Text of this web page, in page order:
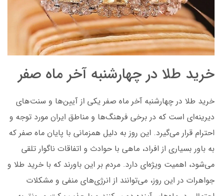
خرید طلا در چهارشنبه آخر ماه صفر
خرید طلا در چهارشنبه آخر ماه صفر یکی از آیین‌ها و سنت‌های
دیرینه‌ای است که در برخی فرهنگ‌ها و مناطق ایران مورد توجه و
احترام قرار می‌گیرد. این روز به دلیل همزمانی با پایان ماه صفر که
به باور بسیاری از افراد، ماهی با حوادث و اتفاقات ناگوار تلقی
می‌شود، اهمیت ویژه‌ای دارد. مردم بر این باورند که با خرید طلا و
جواهرات در این روز، می‌توانند از انرژی‌های منفی و مشکلات